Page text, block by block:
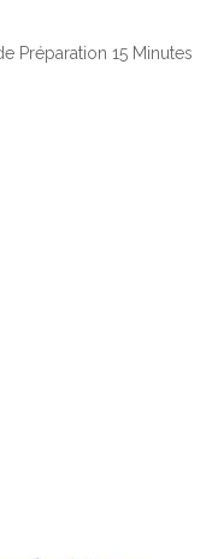
Préparation 15 Minutes